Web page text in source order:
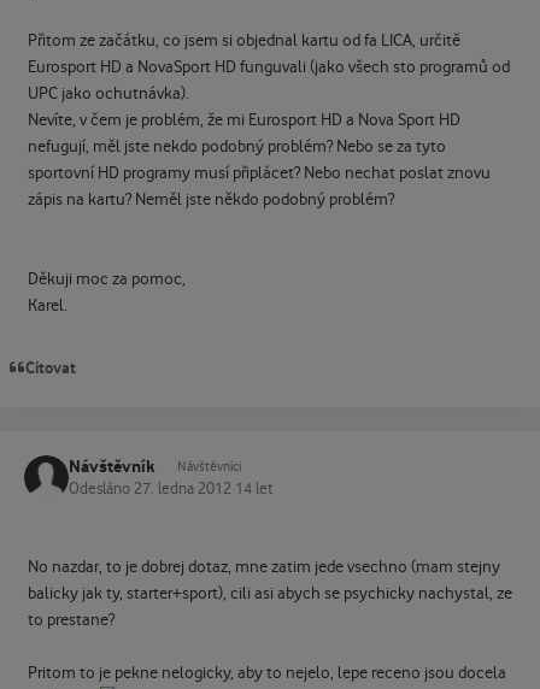
Přitom ze začátku, co jsem si objednal kartu od fa LICA, určitě
Eurosport HD a NovaSport HD funguvali (jako všech sto programů od
UPC jako ochutnávka).
Nevíte, v čem je problém, že mi Eurosport HD a Nova Sport HD
nefugují, měl jste nekdo podobný problém? Nebo se za tyto
sportovní HD programy musí připlácet? Nebo nechat poslat znovu
zápis na kartu? Neměl jste někdo podobný problém?
Děkuji moc za pomoc,
Karel.
Citovat
Návštěvník Návštěvníci
Odesláno 27. ledna 2012 14 let
No nazdar, to je dobrej dotaz, mne zatim jede vsechno (mam stejny
balicky jak ty, starter+sport), cili asi abych se psychicky nachystal, ze
to prestane?
Pritom to je pekne nelogicky, aby to nejelo, lepe receno jsou docela